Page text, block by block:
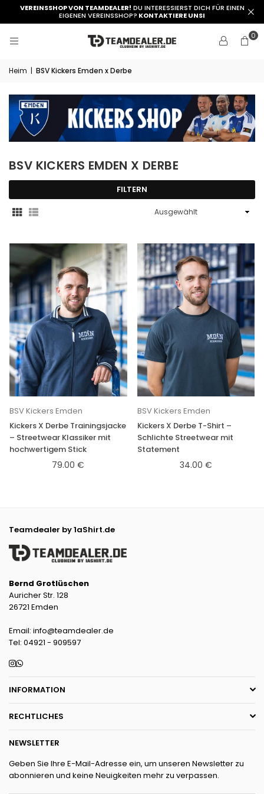
VEREINSSHOP VON TEAMDEALER! DU INTERESSIERST DICH FÜR EINEN
EIGENEN VEREINSSHOP? KONTAKTIERE UNSI
0
Heim | BSV Kickers Emden x Derbe
BSV KICKERS EMDEN X DERBE
FILTERN
Sortieren
BSV Kickers Emden
Kickers X Derbe Trainingsjacke
– Streetwear Klassiker mit
hochwertigem Stick
Normaler
79.00 €
BSV Kickers Emden
Kickers X Derbe T-Shirt –
Schlichte Streetwear mit
Statement
Normaler
34.00 €
Teamdealer by 1aShirt.de
Bernd Grotlüschen
Auricher Str. 128
26721 Emden
Email: info@teamdealer.de
Tel: 04921 - 909597
Instagram
Whatsapp
INFORMATION
RECHTLICHES
NEWSLETTER
Geben Sie Ihre E-Mail-Adresse ein, um unseren Newsletter zu
abonnieren und keine Neuigkeiten mehr zu verpassen.